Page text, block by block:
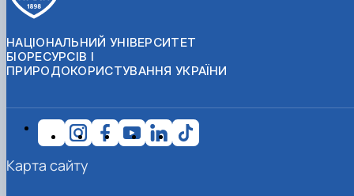
НАЦІОНАЛЬНИЙ УНІВЕРСИТЕТ
БІОРЕСУРСІВ І
ПРИРОДОКОРИСТУВАННЯ УКРАЇНИ
Карта сайту